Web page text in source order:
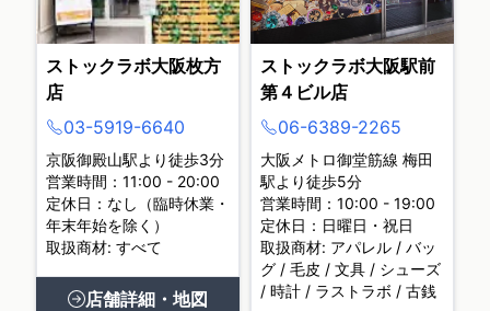
ストックラボ大阪枚方
店
03-5919-6640
京阪御殿山駅より徒歩3分
営業時間：11:00 - 20:00
定休日：なし（臨時休業・
年末年始を除く）
取扱商材: すべて
店舗詳細・地図
ストックラボ大阪駅前
第４ビル店
06-6389-2265
大阪メトロ御堂筋線 梅田
駅より徒歩5分
営業時間：10:00 - 19:00
定休日：日曜日・祝日
取扱商材: アパレル / バッ
グ / 毛皮 / 文具 / シューズ
/ 時計 / ラストラボ / 古銭